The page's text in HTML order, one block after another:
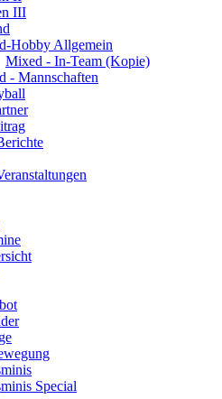
III
Hobby Allgemein
Mixed - In-Team (Kopie)
- Mannschaften
Special